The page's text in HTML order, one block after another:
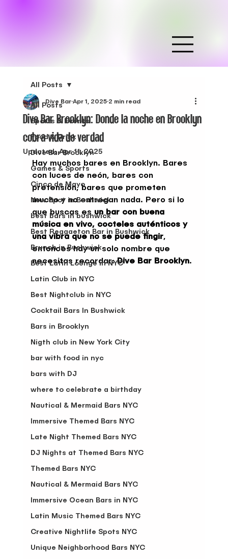
All Posts
Sports & Events
Food & Drink
Dive Bar Brooklyn
Games & Sports
Cinco de Mayo
New Spot in Bushwick
best bars in bushwick
Best Reggaeton Bar in Bushwick
Brunch in Bushwick
Best Latin Lounge in NYC
Latin Club in NYC
Best Nightclub in NYC
Cocktail Bars In Bushwick
Bars in Brooklyn
Nigth club in New York City
bar with food in nyc
bars with DJ
where to celebrate a birthday
Nautical & Mermaid Bars NYC
Immersive Themed Bars NYC
Late Night Themed Bars NYC
DJ Nights at Themed Bars NYC
Themed Bars NYC
Nautical & Mermaid Bars NYC
Immersive Ocean Bars in NYC
Latin Music Themed Bars NYC
Creative Nightlife Spots NYC
Unique Neighborhood Bars NYC
All Posts
Dive Bar Brooklyn: Donde la noche en Brooklyn
cobra vida de verdad
Dive Bar Apr 1, 2025 2 min read
Updated:Apr 11, 2025
Hay muchos bares en Brooklyn. Bares
con luces de neón, bares con
pretensión, bares que prometen
mucho y no entregan nada. Pero si lo
que buscas es un bar con buena
música en vivo, cocteles auténticos y
una vibra que no se puede fingir,
entonces hay un solo nombre que
necesitas recordar: Dive Bar Brooklyn.